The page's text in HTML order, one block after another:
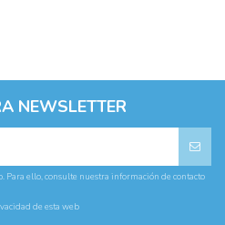
NEWSLETTER
Para ello, consulte nuestra información de contacto
de esta web